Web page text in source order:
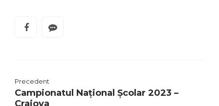
Precedent
Campionatul Național Școlar 2023 –
Craiova